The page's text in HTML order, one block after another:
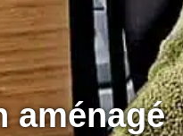
aménagé